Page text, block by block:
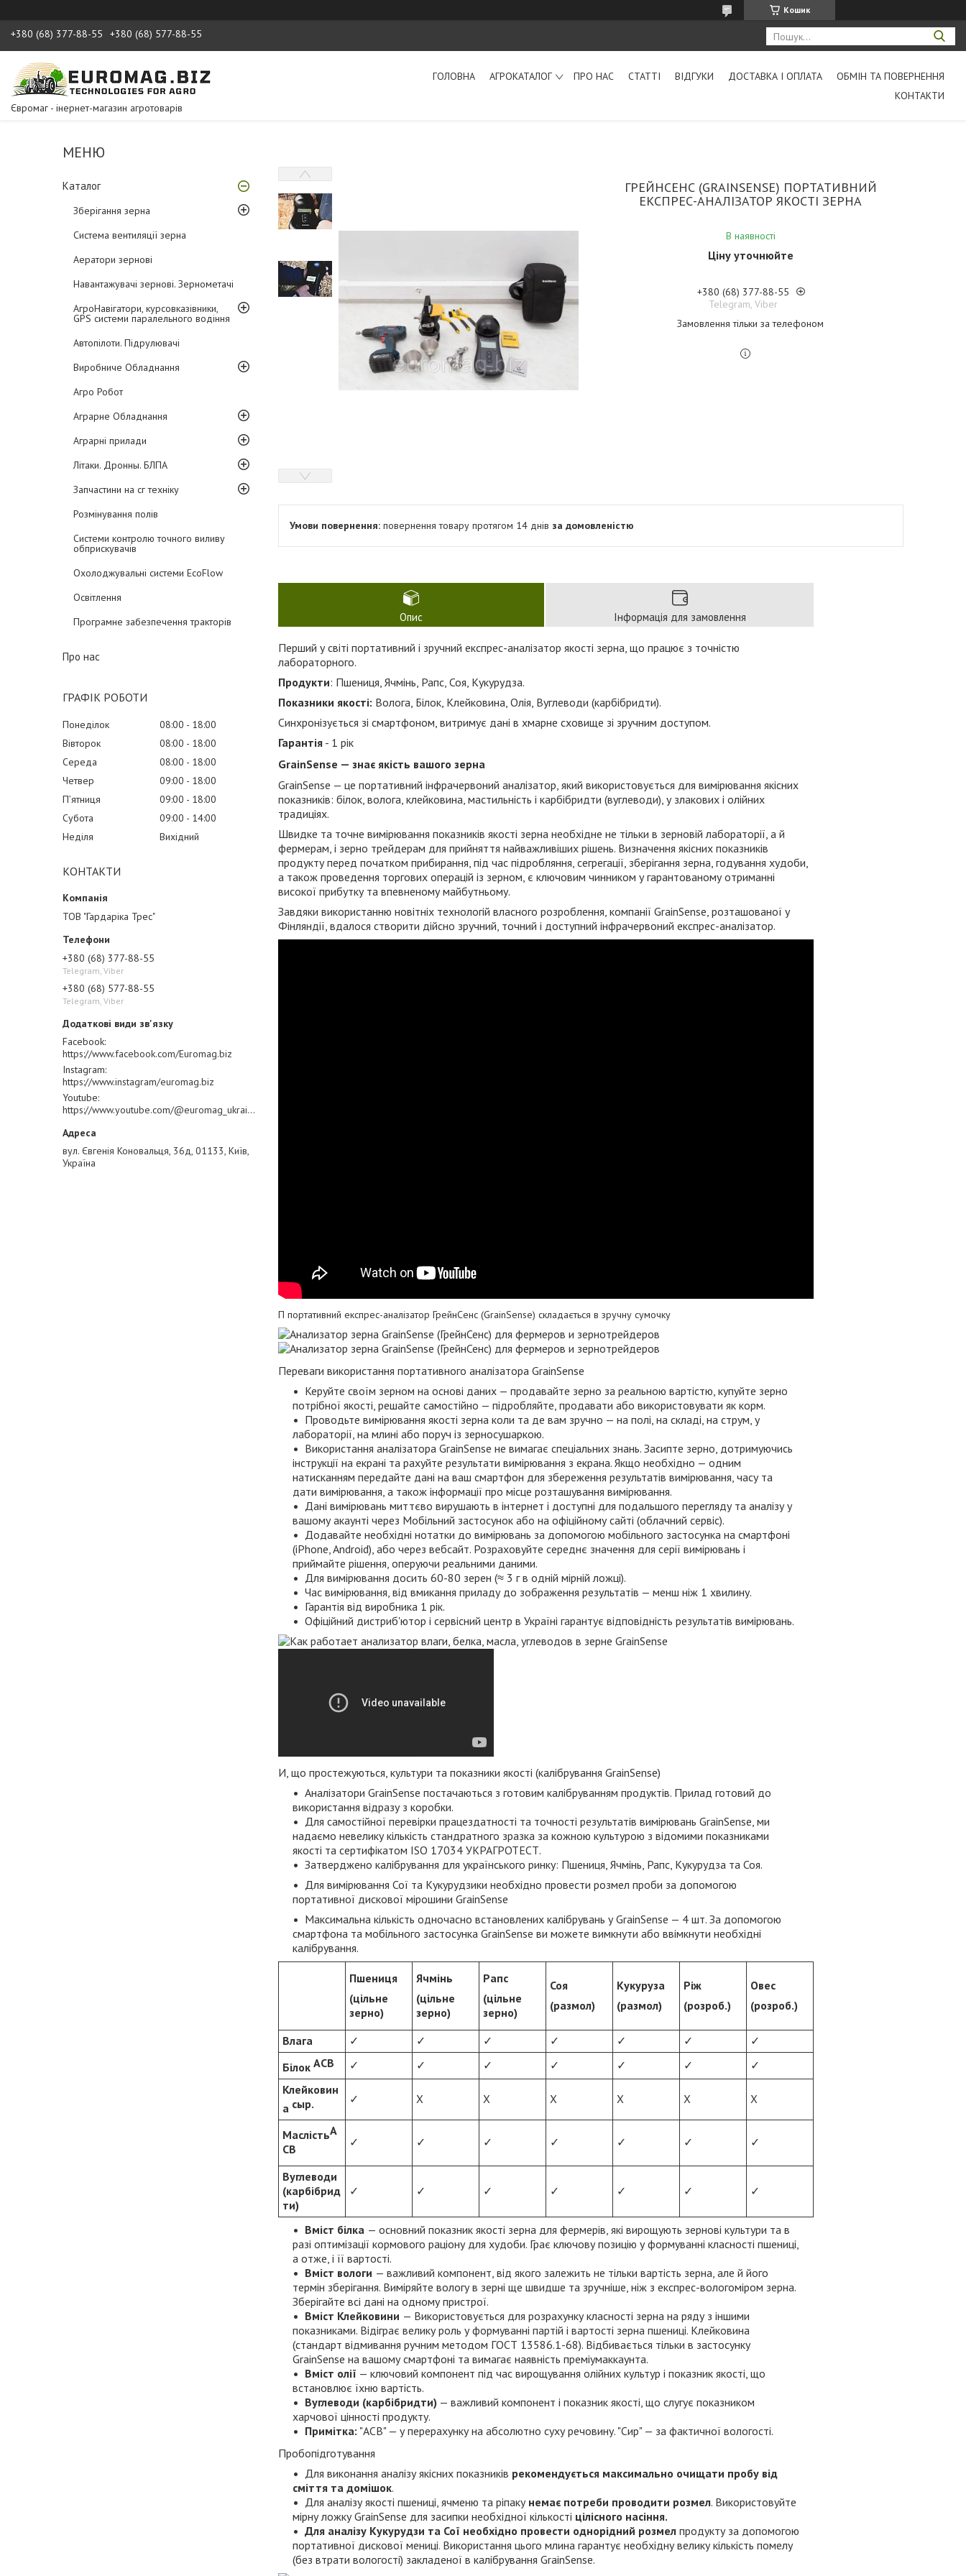
Кошик
+380 (68) 377-88-55 +380 (68) 577-88-55
Євромаг - інернет-магазин агротоварів
ГОЛОВНА АГРОКАТАЛОГ ПРО НАС СТАТТІ ВІДГУКИ ДОСТАВКА І ОПЛАТА
ОБМІН ТА ПОВЕРНЕННЯ
КОНТАКТИ
Каталог
Зберігання зерна
Система вентиляції зерна
Аератори зернові
Навантажувачі зернові. Зернометачі
АгроНавігатори, курсовказівники,
GPS системи паралельного водіння
Автопілоти. Підрулювачі
Виробниче Обладнання
Агро Робот
Аграрне Обладнання
Аграрні прилади
Літаки. Дронны. БЛПА
Запчастини на сг техніку
Розмінування полів
Системи контролю точного виливу
обприскувачів
Охолоджувальні системи EcoFlow
Освітлення
Програмне забезпечення тракторів
Про нас
ГРАФІК РОБОТИ
Понеділок 08:00
18:00
Вівторок
08:00
18:00
Середа
08:00
18:00
Четвер
09:00
18:00
Пʼятниця
09:00
18:00
Субота
09:00
14:00
Неділя
Вихідний
КОНТАКТИ
ТОВ "Гардаріка Трес"
+380 (68) 377-88-55
Telegram, Viber
+380 (68) 577-88-55
Telegram, Viber
Facebook
https://www.facebook.com/Euromag.biz
Instagram
https://www.instagram/euromag.biz
Youtube
https://www.youtube.com/@euromag_ukraine
вул. Євгенія Коновальця, 36д, 01133, Київ,
Україна
ГРЕЙНСЕНС (GRAINSENSE) ПОРТАТИВНИЙ
ЕКСПРЕС-АНАЛІЗАТОР ЯКОСТІ ЗЕРНА
В наявності
Ціну уточнюйте
+380 (68) 377-88-55
Telegram, Viber
Замовлення тільки за телефоном
повернення товару протягом 14 днів за домовленістю
Опис Інформація для замовлення
Перший у світі портативний і зручний експрес-аналізатор якості зерна, що працює з точністю
лабораторного.
Продукти: Пшениця, Ячмінь, Рапс, Соя, Кукурудза.
Показники якості: Волога, Білок, Клейковина, Олія, Вуглеводи (карбібридти).
Синхронізується зі смартфоном, витримує дані в хмарне сховище зі зручним доступом.
Гарантія - 1 рік
GrainSense — знає якість вашого зерна
GrainSense — це портативний інфрачервоний аналізатор, який використовується для вимірювання якісних
показників: білок, волога, клейковина, мастильність і карбібридти (вуглеводи), у злакових і олійних
традиціях.
Швидке та точне вимірювання показників якості зерна необхідне не тільки в зерновій лабораторії, а й
фермерам, і зерно трейдерам для прийняття найважливіших рішень. Визначення якісних показників
продукту перед початком прибирання, під час підробляння, сегрегації, зберігання зерна, годування худоби,
а також проведення торгових операцій із зерном, є ключовим чинником у гарантованому отриманні
високої прибутку та впевненому майбутньому.
Завдяки використанню новітніх технологій власного розроблення, компанії GrainSense, розташованої у
Фінляндії, вдалося створити дійсно зручний, точний і доступний інфрачервоний експрес-аналізатор.
П портативний експрес-аналізатор ГрейнСенс (GrainSense) складається в зручну сумочку
Переваги використання портативного аналізатора GrainSense
Керуйте своїм зерном на основі даних — продавайте зерно за реальною вартістю, купуйте зерно
потрібної якості, решайте самостійно — підробляйте, продавати або використовувати як корм.
Проводьте вимірювання якості зерна коли та де вам зручно — на полі, на складі, на струм, у
лабораторії, на млині або поруч із зерносушаркою.
Використання аналізатора GrainSense не вимагає спеціальних знань. Засипте зерно, дотримуючись
інструкції на екрані та рахуйте результати вимірювання з екрана. Якщо необхідно — одним
натисканням передайте дані на ваш смартфон для збереження результатів вимірювання, часу та
дати вимірювання, а також інформації про місце розташування вимірювання.
Дані вимірювань миттєво вирушають в інтернет і доступні для подальшого перегляду та аналізу у
вашому акаунті через Мобільний застосунок або на офіційному сайті (облачний сервіс).
Додавайте необхідні нотатки до вимірювань за допомогою мобільного застосунка на смартфоні
(iPhone, Android), або через вебсайт. Розраховуйте середнє значення для серії вимірювань і
приймайте рішення, оперуючи реальними даними.
Для вимірювання досить 60-80 зерен (≈ 3 г в одній мірній ложці).
Час вимірювання, від вмикання приладу до зображення результатів — менш ніж 1 хвилину.
Гарантія від виробника 1 рік.
Офіційний дистриб'ютор і сервісний центр в Україні гарантує відповідність результатів вимірювань.
И, що простежуються, культури та показники якості (калібрування GrainSense)
Аналізатори GrainSense постачаються з готовим калібруванням продуктів. Прилад готовий до
використання відразу з коробки.
Для самостійної перевірки працездатності та точності результатів вимірювань GrainSense, ми
надаємо невелику кількість стандратного зразка за кожною культурою з відомими показниками
якості та сертифікатом ISO 17034 УКРАГРОТЕСТ.
Затверджено калібрування для українського ринку: Пшениця, Ячмінь, Рапс, Кукурудза та Соя.
Для вимірювання Сої та Кукурудзики необхідно провести розмел проби за допомогою
портативної дискової мірошини GrainSense
Максимальна кількість одночасно встановлених калібрувань у GrainSense — 4 шт. За допомогою
смартфона та мобільного застосунка GrainSense ви можете вимкнути або ввімкнути необхідні
калібрування.
Пшениця
(цільне
зерно)
Ячмінь
(цільне
зерно)
Рапс
(цільне
зерно)
Соя
(размол)
Кукуруза
(размол)
Ріж
(розроб.)
Овес
(розроб.)
Влага ✓ ✓ ✓ ✓ ✓ ✓
✓
Білок АСВ ✓ ✓ ✓ ✓ ✓ ✓
✓
Клейковин
а сыр. ✓ Х Х Х Х Х Х
МаслістьА
СВ
✓ ✓ ✓ ✓ ✓ ✓ ✓
Вуглеводи
(карбібрид
ти)
✓ ✓ ✓ ✓ ✓ ✓ ✓
Вміст білка — основний показник якості зерна для фермерів, які вирощують зернові культури та в
разі оптимізації кормового раціону для худоби. Грає ключову позицію у формуванні класності пшениці,
а отже, і її вартості.
Вміст вологи — важливий компонент, від якого залежить не тільки вартість зерна, але й його
термін зберігання. Виміряйте вологу в зерні ще швидше та зручніше, ніж з експрес-вологоміром зерна.
Зберігайте всі дані на одному пристрої.
Вміст Клейковини — Використовується для розрахунку класності зерна на ряду з іншими
показниками. Відіграє велику роль у формуванні партій і вартості зерна пшениці. Клейковина
(стандарт відмивання ручним методом ГОСТ 13586.1-68). Відбивається тільки в застосунку
GrainSense на вашому смартфоні та вимагає наявність преміумаккаунта.
Вміст олії — ключовий компонент під час вирощування олійних культур і показник якості, що
встановлює їхню вартість.
Вуглеводи (карбібридти) — важливий компонент і показник якості, що слугує показником
харчової цінності продукту.
Примітка: "АСВ" — у перерахунку на абсолютно суху речовину. "Сир" — за фактичної вологості.
Пробопідготування
Для виконання аналізу якісних показників рекомендується максимально очищати пробу від
сміття та домішок.
Для аналізу якості пшениці, ячменю та ріпаку немає потреби проводити розмел. Використовуйте
мірну ложку GrainSense для засипки необхідної кількості цілісного насіння.
Для аналізу Кукурудзи та Сої необхідно провести однорідний розмел продукту за допомогою
портативної дискової мениці. Використання цього млина гарантує необхідну велику кількість помелу
(без втрати вологості) закладеної в калібрування GrainSense.